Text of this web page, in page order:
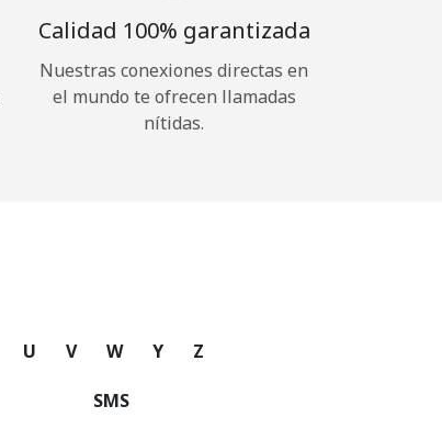
Calidad 100% garantizada
Nuestras conexiones directas en
el mundo te ofrecen llamadas
nítidas.
U V W Y Z
SMS